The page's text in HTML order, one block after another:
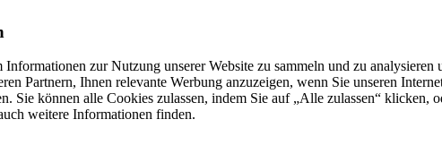
zur Nutzung unserer Website zu sammeln und zu
Partnern, Ihnen relevante Werbung anzuzeigen, wenn Sie unseren
Sie können alle Cookies zulassen, indem Sie auf „Alle zulassen“
weitere Informationen finden.